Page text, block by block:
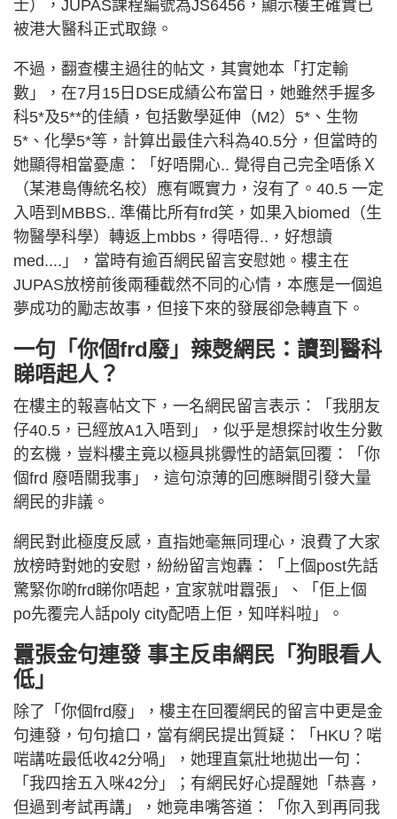
士），JUPAS課程編號為JS6456，顯示樓主確實已
被港大醫科正式取錄。
不過，翻查樓主過往的帖文，其實她本「打定輸
數」，在7月15日DSE成績公布當日，她雖然手握多
科5*及5**的佳績，包括數學延伸（M2）5*、生物
5*、化學5*等，計算出最佳六科為40.5分，但當時的
她顯得相當憂慮：「好唔開心.. 覺得自己完全唔係Ｘ
（某港島傳統名校）應有嘅實力，沒有了。40.5 一定
入唔到MBBS.. 準備比所有frd笑，如果入biomed（生
物醫學科學）轉返上mbbs，得唔得..，好想讀
med....」，當時有逾百網民留言安慰她。樓主在
JUPAS放榜前後兩種截然不同的心情，本應是一個追
夢成功的勵志故事，但接下來的發展卻急轉直下。
一句「你個frd廢」辣㷫網民：讀到醫科
睇唔起人？
在樓主的報喜帖文下，一名網民留言表示：「我朋友
仔40.5，已經放A1入唔到」，似乎是想探討收生分數
的玄機，豈料樓主竟以極具挑釁性的語氣回覆：「你
個frd 廢唔關我事」，這句涼薄的回應瞬間引發大量
網民的非議。
網民對此極度反感，直指她毫無同理心，浪費了大家
放榜時對她的安慰，紛紛留言炮轟：「上個post先話
驚緊你啲frd睇你唔起，宜家就咁囂張」、「佢上個
po先覆完人話poly city配唔上佢，知咩料啦」。
囂張金句連發 事主反串網民「狗眼看人
低」
除了「你個frd廢」，樓主在回覆網民的留言中更是金
句連發，句句搶口，當有網民提出質疑：「HKU？啱
啱講咗最低收42分喎」，她理直氣壯地拋出一句：
「我四捨五入咪42分」；有網民好心提醒她「恭喜，
但過到考試再講」，她竟串嘴答道：「你入到再同我